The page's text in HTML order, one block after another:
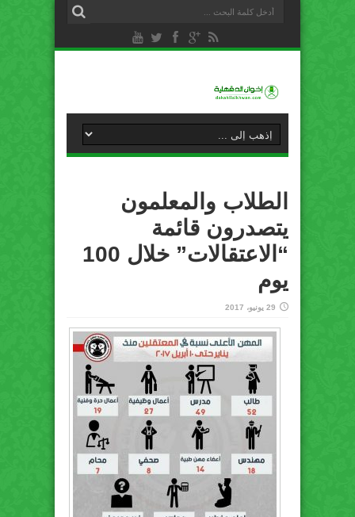
الطلاب والمعلمون
يتصدرون قائمة
“الاعتقالات” خلال 100
يوم
29 يونيو، 2017